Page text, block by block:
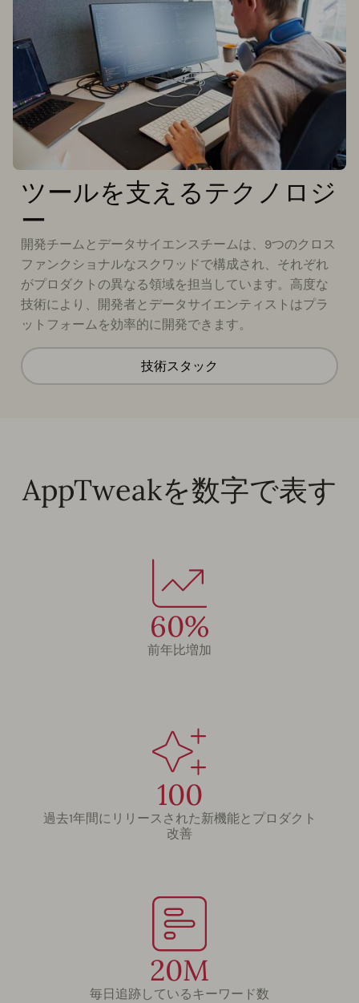
ツールを支えるテクノロジ
ー
開発チームとデータサイエンスチームは、9つのクロス
ファンクショナルなスクワッドで構成され、それぞれ
がプロダクトの異なる領域を担当しています。高度な
技術により、開発者とデータサイエンティストはプラ
ットフォームを効率的に開発できます。
技術スタック
AppTweakを数字で表す
60%
前年比増加
100
過去1年間にリリースされた新機能とプロダクト
改善
20M
毎日追跡しているキーワード数